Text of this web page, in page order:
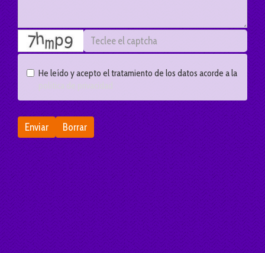
He leído y acepto el tratamiento de los datos acorde a la
política de privacidad
Enviar Borrar